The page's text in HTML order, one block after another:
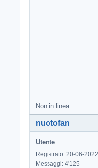
Non in linea
nuotofan
Utente
Registrato: 20-06-2022
Messaggi: 4'125